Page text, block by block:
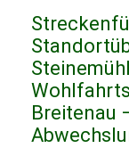
Breitenau